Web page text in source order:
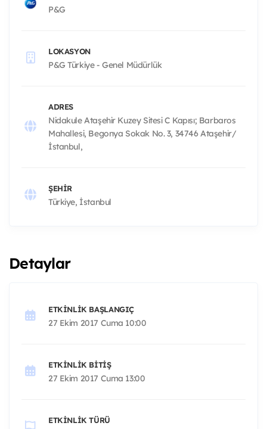
P&G
LOKASYON
P&G Türkiye - Genel Müdürlük
ADRES
Nidakule Ataşehir Kuzey Sitesi C Kapısı; Barbaros
Mahallesi, Begonya Sokak No. 3, 34746 Ataşehir/
İstanbul,
ŞEHIR
Türkiye, İstanbul
Detaylar
ETKINLIK BAŞLANGIÇ
27 Ekim 2017 Cuma 10:00
ETKINLIK BITIŞ
27 Ekim 2017 Cuma 13:00
ETKINLIK TÜRÜ